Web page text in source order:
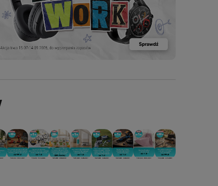
FOTEL
PROMOCJA: ODKURZACZ
PROMOCJA: ODKURZACZ
PROMOCJA: ODKURZACZ
PROMOCJA: ODKURZACZ
PROMOCJA: ODKURZACZ
PROMOCJA: ODKURZACZ
PROMOCJA: ODKURZACZ
PROMOCJA: ODKURZACZ